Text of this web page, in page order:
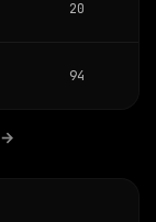
20
94
→